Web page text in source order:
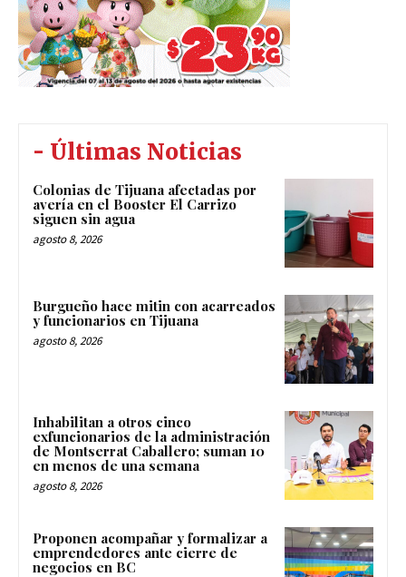
- Últimas Noticias
Colonias de Tijuana afectadas por
avería en el Booster El Carrizo
siguen sin agua
agosto 8, 2026
Burgueño hace mitin con acarreados
y funcionarios en Tijuana
agosto 8, 2026
Inhabilitan a otros cinco
exfuncionarios de la administración
de Montserrat Caballero; suman 10
en menos de una semana
agosto 8, 2026
Proponen acompañar y formalizar a
emprendedores ante cierre de
negocios en BC